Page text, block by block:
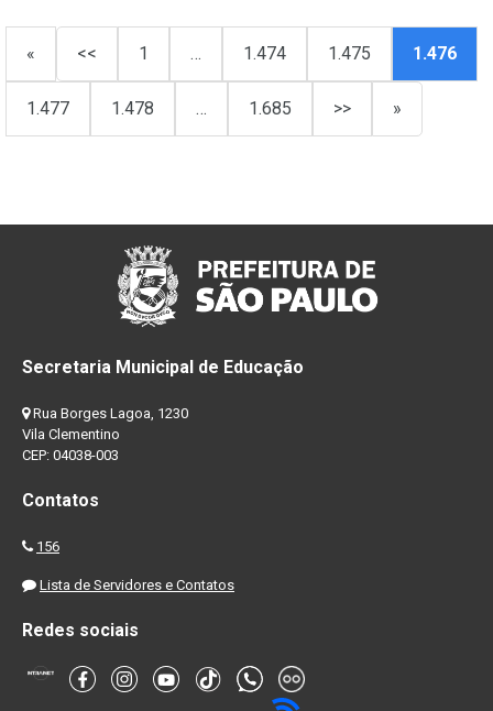
« << 1 … 1.474 1.475 1.476
1.477 1.478 … 1.685 >> »
Secretaria Municipal de Educação
Rua Borges Lagoa, 1230
Vila Clementino
CEP: 04038-003
Contatos
156
Lista de Servidores e Contatos
Redes sociais